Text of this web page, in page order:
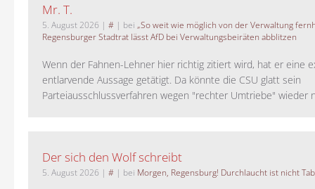
Mr. T.
5. August 2026 | # | bei „So weit wie möglich von der Verwaltung
Regensburger Stadtrat lässt AfD bei Verwaltungsbeiräten abblitzen
Wenn der Fahnen-Lehner hier richtig zitiert wird, hat er eine
entlarvende Aussage getätigt. Da könnte die CSU glatt sein
Parteiausschlussverfahren wegen "rechter Umtriebe" wieder
Der sich den Wolf schreibt
5. August 2026 | # | bei Morgen, Regensburg! Durchlaucht ist nicht